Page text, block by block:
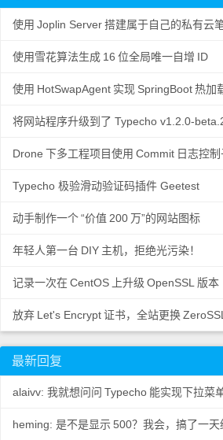
使用 Joplin Server搭建属于自己的私有云
使用雪花算法生成 16 位全局唯一自增 ID
使用 HotSwapAgent 实现 SpringBoot热加
将网站程序升级到了 Typecho v1.2.0-
Drone 下多工程项目使用 Commit 日志控
Typecho 极验滑动验证码插件 Geetest
动手制作一个“价值 200万”的网站图标
年轻人第一台 DIY 主机，拒绝光污染！
记录一次在CentOS 上升级 OpenSSL 版本
放弃 Let's Encrypt证书，全站更换
最新回复
alaivv: 我就想问问 Typecho 能实现下拉菜
heming: 是不是显示500？我会，搞了一天